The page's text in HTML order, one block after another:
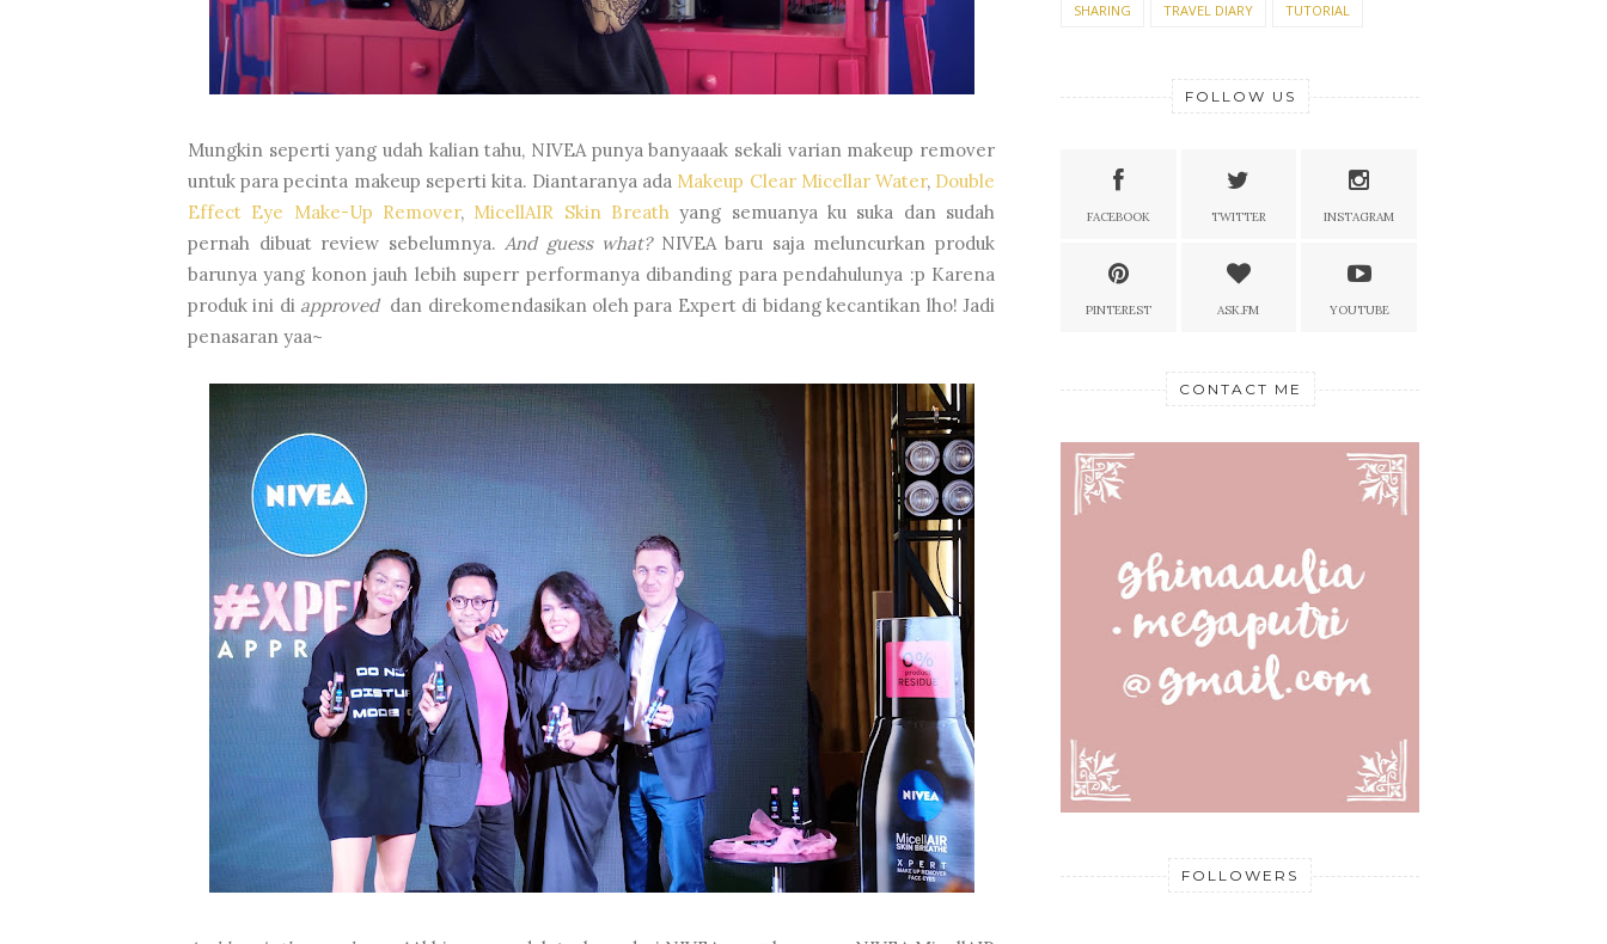
Mungkin seperti yang udah kalian tahu, NIVEA punya banyaaak sekali varian makeup remover
untuk para pecinta makeup seperti kita. Diantaranya ada Makeup Clear Micellar Water, Double
Effect Eye Make-Up Remover, MicellAIR Skin Breath yang semuanya ku suka dan sudah
pernah dibuat review sebelumnya.And guess what?NIVEA baru saja meluncurkan produk
barunya yang konon jauh lebih superr performanya dibanding para pendahulunya :p Karena
produk ini di approveddan direkomendasikan oleh para Expert di bidang kecantikan lho! Jadi
penasaran yaa~
SHARING TRAVEL DIARY TUTORIAL
FOLLOW US
FACEBOOK TWITTER INSTAGRAM
PINTEREST ASK.FM YOUTUBE
CONTACT ME
FOLLOWERS